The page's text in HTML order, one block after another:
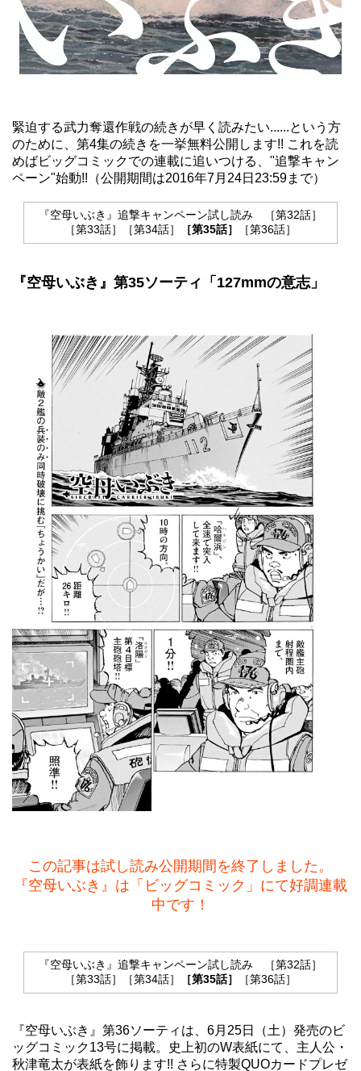
緊迫する武力奪還作戦の続きが早く読みたい......という方
のために、第4集の続きを一挙無料公開します!! これを読
めばビッグコミックでの連載に追いつける、"追撃キャン
ペーン"始動!!（公開期間は2016年7月24日23:59まで）
『空母いぶき』追撃キャンペーン試し読み
［第32話］
［第33話］
［第34話］ ［第35話］ ［第36話］
『空母いぶき』第35ソーティ「127mmの意志」
この記事は試し読み公開期間を終了しました。
『空母いぶき』は「ビッグコミック」にて好調連載
中です！
『空母いぶき』追撃キャンペーン試し読み
［第32話］
［第33話］
［第34話］ ［第35話］ ［第36話］
『空母いぶき』第36ソーティは、6月25日（土）発売のビ
ッグコミック13号に掲載。史上初のW表紙にて、主人公・
秋津竜太が表紙を飾ります!! さらに特製QUOカードプレゼ